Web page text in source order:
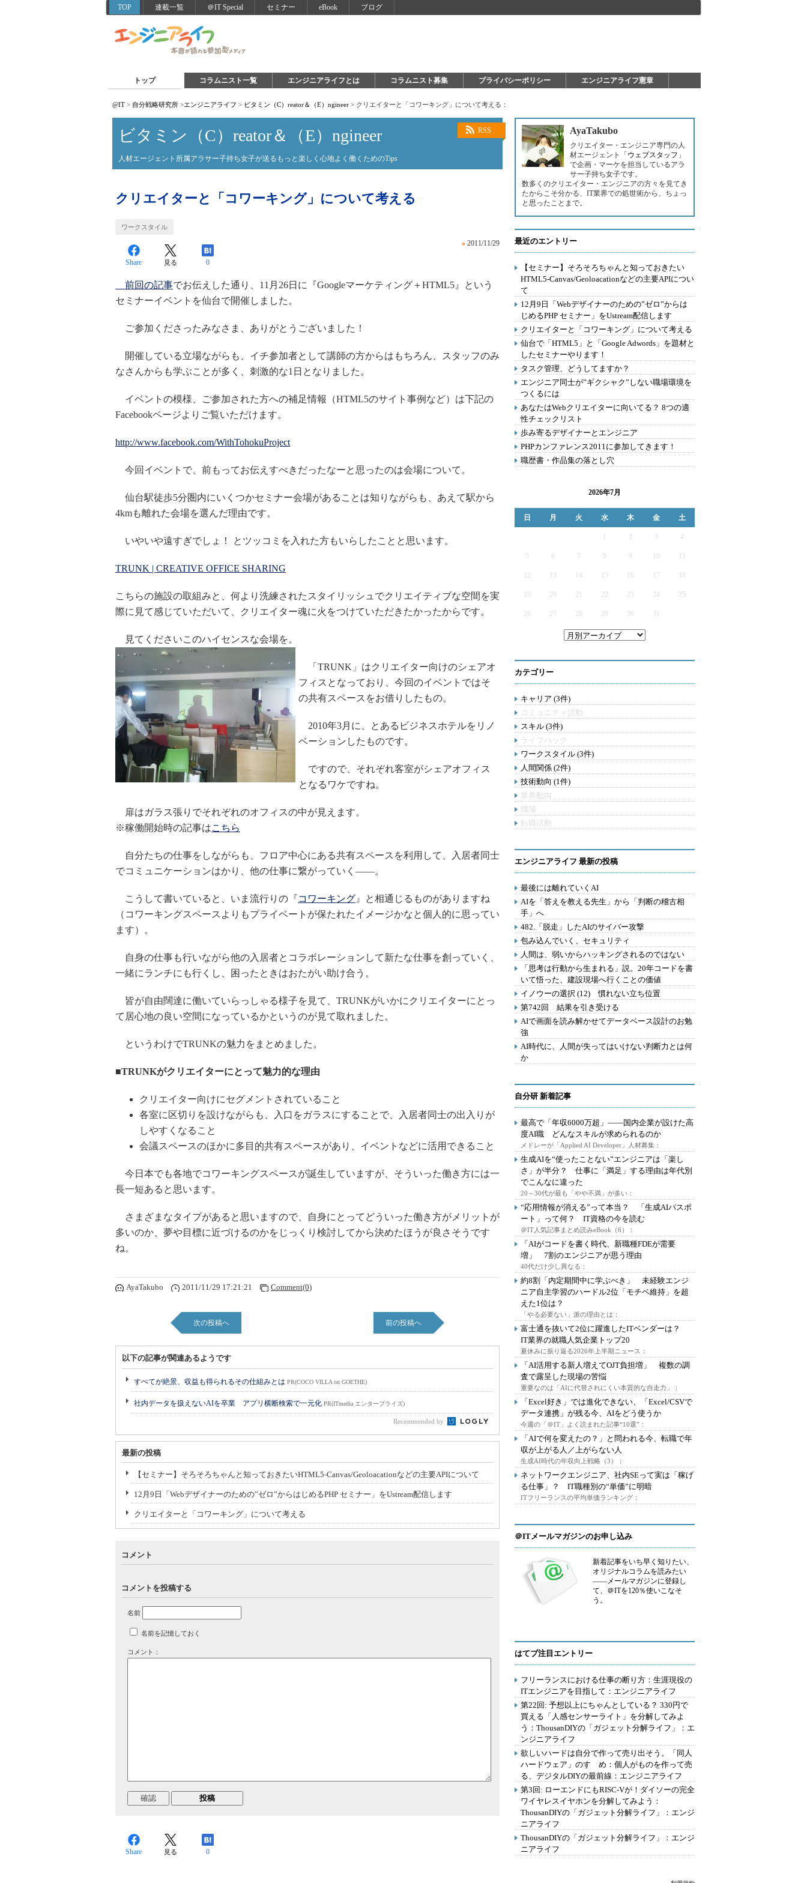
TOP 連載一覧 ＠IT Special セミナー eBook ブログ
トップ コラムニスト一覧 エンジニアライフとは コラムニスト募集 プライバシーポリシー エンジニアライフ憲章
@IT > 自分戦略研究所 >エンジニアライフ > ビタミン（C）reator＆（E）ngineer > クリエイターと「コワーキング」について考える：
RSS
ビタミン（C）reator＆（E）ngineer
人材エージェント所属アラサー子持ち女子が送るもっと楽しく心地よく働くためのTips
クリエイターと「コワーキング」について考える
ワークスタイル
» 2011/11/29
Share 見る 0
前回の記事でお伝えした通り、11月26日に『Googleマーケティング＋HTML5』という
セミナーイベントを仙台で開催しました。
ご参加くださったみなさま、ありがとうございました！
開催している立場ながらも、イチ参加者として講師の方からはもちろん、スタッフのみ
なさんからも学ぶことが多く、刺激的な1日となりました。
イベントの模様、ご参加された方への補足情報（HTML5のサイト事例など）は下記の
Facebookページよりご覧いただけます。
http://www.facebook.com/WithTohokuProject
今回イベントで、前もってお伝えすべきだったなーと思ったのは会場について。
仙台駅徒歩5分圏内にいくつかセミナー会場があることは知りながらも、あえて駅から
4kmも離れた会場を選んだ理由です。
いやいや遠すぎでしょ！ とツッコミを入れた方もいらしたことと思います。
TRUNK | CREATIVE OFFICE SHARING
こちらの施設の取組みと、何より洗練されたスタイリッシュでクリエイティブな空間を実
際に見て感じていただいて、クリエイター魂に火をつけていただきたかったからです。
見てくださいこのハイセンスな会場を。
「TRUNK」はクリエイター向けのシェアオ
フィスとなっており、今回のイベントではそ
の共有スペースをお借りしたもの。
2010年3月に、とあるビジネスホテルをリノ
ベーションしたものです。
ですので、それぞれ客室がシェアオフィス
となるワケですね。
扉はガラス張りでそれぞれのオフィスの中が見えます。
※稼働開始時の記事はこちら
自分たちの仕事をしながらも、フロア中心にある共有スペースを利用して、入居者同士
でコミュニケーションはかり、他の仕事に繋がっていく――。
こうして書いていると、いま流行りの『コワーキング 』と相通じるものがありますね
（コワーキングスペースよりもプライベートが保たれたイメージかなと個人的に思ってい
ます）。
自身の仕事も行いながら他の入居者とコラボレーションして新たな仕事を創っていく、
一緒にランチにも行くし、困ったときはおたがい助け合う。
皆が自由闊達に働いていらっしゃる様子を見て、TRUNKがいかにクリエイターにとっ
て居心地の良い空間になっているかというのが見て取れました。
というわけでTRUNKの魅力をまとめました。
■TRUNKがクリエイターにとって魅力的な理由
クリエイター向けにセグメントされていること
各室に区切りを設けながらも、入口をガラスにすることで、入居者同士の出入りが
しやすくなること
会議スペースのほかに多目的共有スペースがあり、イベントなどに活用できること
今日本でも各地でコワーキングスペースが誕生していますが、そういった働き方には一
長一短あると思います。
さまざまなタイプがあると思いますので、自身にとってどういった働き方がメリットが
多いのか、夢や目標に近づけるのかをじっくり検討してから決めたほうが良さそうです
ね。
AyaTakubo 2011/11/29 17:21:21 Comment(0)
次の投稿へ 前の投稿へ
以下の記事が関連あるようです
すべてが絶景、収益も得られるその仕組みとは PR(COCO VILLA on GOETHE)
社内データを扱えないAIを卒業 アプリ横断検索で一元化 PR(ITmedia エンタープライズ)
Recommended by
最新の投稿
【セミナー】そろそろちゃんと知っておきたいHTML5-Canvas/Geoloacationなどの主要APIについて
12月9日「Webデザイナーのための”ゼロ”からはじめるPHP セミナー」をUstream配信します
クリエイターと「コワーキング」について考える
コメント
コメントを投稿する
名前
名前を記憶しておく
コメント：
Share 見る 0
AyaTakubo
クリエイター・エンジニア専門の人
材エージェント「 ウェブスタッフ 」
で企画・マーケを担当しているアラ
サー子持ち女子です。
数多くのクリエイター・エンジニアの方々を見てき
たからこそ分かる、IT業界での処世術から、ちょっ
と思ったことまで。
最近のエントリー
【セミナー】そろそろちゃんと知っておきたい
HTML5-Canvas/Geoloacationなどの主要APIについ
て
12月9日「Webデザイナーのための”ゼロ”からは
じめるPHP セミナー」をUstream配信します
クリエイターと「コワーキング」について考える
仙台で「HTML5」と「Google Adwords」を題材と
したセミナーやります！
タスク管理、どうしてますか？
エンジニア同士が”ギクシャク”しない職場環境を
つくるには
あなたはWebクリエイターに向いてる？ 8つの適
性チェックリスト
歩み寄るデザイナーとエンジニア
PHPカンファレンス2011に参加してきます！
職歴書・作品集の落とし穴
2026年7月
日 月 火 水 木 金 土
2 3 4
5 6 7 9
12 13 14 15 16 17
19 20 21 22 23 24 25
26 27 28 29 30 31
カテゴリー
キャリア (3件)
コミュニティ活動
スキル (3件)
ライフハック
ワークスタイル (3件)
人間関係 (2件)
技術動向 (1件)
業界動向
職場
転職活動
エンジニアライフ 最新の投稿
最後には離れていくAI
AIを「答えを教える先生」から「判断の稽古相
手」へ
482.「脱走」したAIのサイバー攻撃
包み込んでいく、セキュリティ
人間は、弱いからハッキングされるのではない
「思考は行動から生まれる」説。20年コードを書
いて悟った、建設現場へ行くことの価値
イノウーの選択 (12) 慣れない立ち位置
第742回 結果を引き受ける
AIで画面を読み解かせてデータベース設計のお勉
強
AI時代に、人間が失ってはいけない判断力とは何
か
自分研 新着記事
最高で「年収6000万超」――国内企業が設けた高
度AI職 どんなスキルが求められるのか
メドレーが「Applied AI Developer」人材募集：
生成AIを“使ったことない”エンジニアは「楽し
さ」が半分？ 仕事に「満足」する理由は年代別
でこんなに違った
20～30代が最も「やや不満」が多い：
“応用情報が消える”って本当？ 「生成AIパスポ
ート」って何？ IT資格の今を読む
＠IT人気記事まとめ読みeBook（6）：
「AIがコードを書く時代、新職種FDEが需要
増」 7割のエンジニアが思う理由
40代だけ少し異なる：
約8割「内定期間中に学ぶべき」 未経験エンジ
ニア自主学習のハードル2位「モチベ維持」を超
えた1位は？
「やる必要ない」派の理由とは：
富士通を抜いて2位に躍進したITベンダーは？
IT業界の就職人気企業トップ20
夏休みに振り返る2026年上半期ニュース：
「AI活用する新人増えてOJT負担増」 複数の調
査で露呈した現場の苦悩
重要なのは「AIに代替されにくい本質的な自走力」：
「Excel好き」では進化できない、「Excel/CSVで
データ連携」が残る今、AIをどう使うか
今週の「＠IT」よく読まれた記事“10選”：
「AIで何を変えたの？」と問われる今、転職で年
収が上がる人／上がらない人
生成AI時代の年収向上戦略（3）：
ネットワークエンジニア、社内SEって実は「稼げ
る仕事」？ IT職種別の“単価”に明暗
ITフリーランスの平均単価ランキング：
＠ITメールマガジンのお申し込み
新着記事をいち早く知りたい、
オリジナルコラムを読みたい
――メールマガジンに登録し
て、＠ITを120％使いこなそ
う。
はてブ注目エントリー
フリーランスにおける仕事の断り方：生涯現役の
ITエンジニアを目指して：エンジニアライフ
第22回: 予想以上にちゃんとしている？ 330円で
買える「人感センサーライト」を分解してみよ
う：ThousanDIYの「ガジェット分解ライフ」：エ
ンジニアライフ
欲しいハードは自分で作って売り出そう。「同人
ハードウェア」のすゝめ：個人がものを作って売
る、デジタルDIYの最前線：エンジニアライフ
第3回: ローエンドにもRISC-Vが！ダイソーの完全
ワイヤレスイヤホンを分解してみよう：
ThousanDIYの「ガジェット分解ライフ」：エンジ
ニアライフ
ThousanDIYの「ガジェット分解ライフ」：エンジ
ニアライフ